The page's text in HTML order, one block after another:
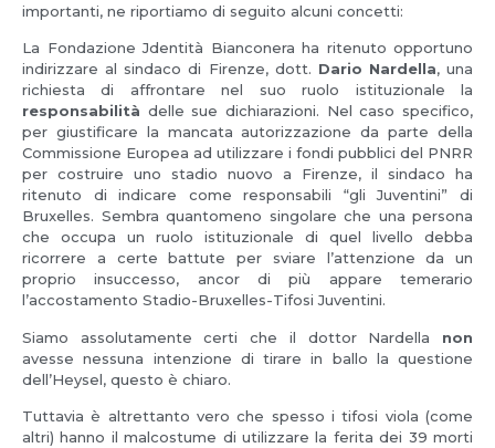
importanti, ne riportiamo di seguito alcuni concetti:
La Fondazione Jdentità Bianconera ha ritenuto opportuno
indirizzare al sindaco di Firenze, dott. Dario Nardella, una
richiesta di affrontare nel suo ruolo istituzionale la
responsabilità delle sue dichiarazioni. Nel caso specifico,
per giustificare la mancata autorizzazione da parte della
Commissione Europea ad utilizzare i fondi pubblici del PNRR
per costruire uno stadio nuovo a Firenze, il sindaco ha
ritenuto di indicare come responsabili “gli Juventini” di
Bruxelles. Sembra quantomeno singolare che una persona
che occupa un ruolo istituzionale di quel livello debba
ricorrere a certe battute per sviare l’attenzione da un
proprio insuccesso, ancor di più appare temerario
l’accostamento Stadio-Bruxelles-Tifosi Juventini.
Siamo assolutamente certi che il dottor Nardella non
avesse nessuna intenzione di tirare in ballo la questione
dell’Heysel, questo è chiaro.
Tuttavia è altrettanto vero che spesso i tifosi viola (come
altri) hanno il malcostume di utilizzare la ferita dei 39 morti